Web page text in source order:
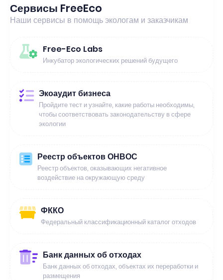
Сервисы FreeEco
Наши сервисы в помощь экологам и заказчикам
Free-Eco Labs
Инкубатор экологических решений будущего
Экоаудит бизнеса
Пройдите тест и узнайте, какие работы необходимы,
чтобы соответствовать законодательству в сфере
экологии
Реестр объектов ОНВОС
Реестр объектов, оказывающих негативное
воздействие на окружающую среду
ФККО
Федеральный классификационный каталог отходов
Банк данных об отходах
Банк данных об отходах, объектах их переработки и
размещения